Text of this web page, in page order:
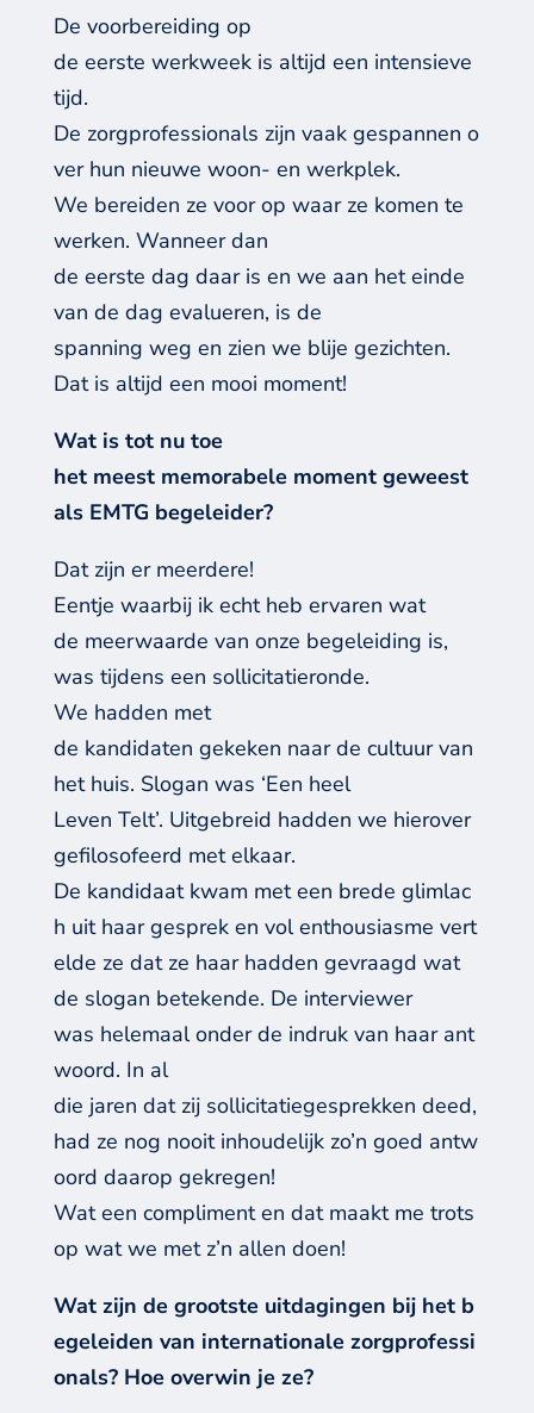
De voorbereiding op
de eerste werkweek is altijd een intensieve
tijd.
De zorgprofessionals zijn vaak gespannen o
ver hun nieuwe woon- en werkplek.
We bereiden ze voor op waar ze komen te
werken. Wanneer dan
de eerste dag daar is en we aan het einde
van de dag evalueren, is de
spanning weg en zien we blije gezichten.
Dat is altijd een mooi moment!
Wat is tot nu toe
het meest memorabele moment geweest
als EMTG begeleider?
Dat zijn er meerdere!
Eentje waarbij ik echt heb ervaren wat
de meerwaarde van onze begeleiding is,
was tijdens een sollicitatieronde.
We hadden met
de kandidaten gekeken naar de cultuur van
het huis. Slogan was ‘Een heel
Leven Telt’. Uitgebreid hadden we hierover
gefilosofeerd met elkaar.
De kandidaat kwam met een brede glimlac
h uit haar gesprek en vol enthousiasme vert
elde ze dat ze haar hadden gevraagd wat
de slogan betekende. De interviewer
was helemaal onder de indruk van haar ant
woord. In al
die jaren dat zij sollicitatiegesprekken deed,
had ze nog nooit inhoudelijk zo’n goed antw
oord daarop gekregen!
Wat een compliment en dat maakt me trots
op wat we met z’n allen doen!
Wat zijn de grootste uitdagingen bij het b
egeleiden van internationale zorgprofessi
onals? Hoe overwin je ze?